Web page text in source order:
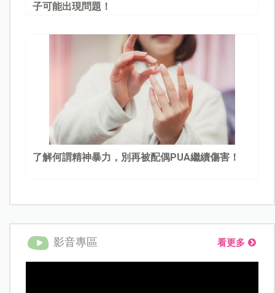
子可能出現問題！
了解何謂精神暴力，別再被配偶PUA繼續傷害！
影音專區 看更多